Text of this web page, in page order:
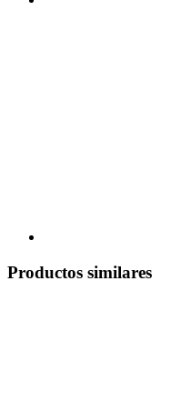
Productos similares